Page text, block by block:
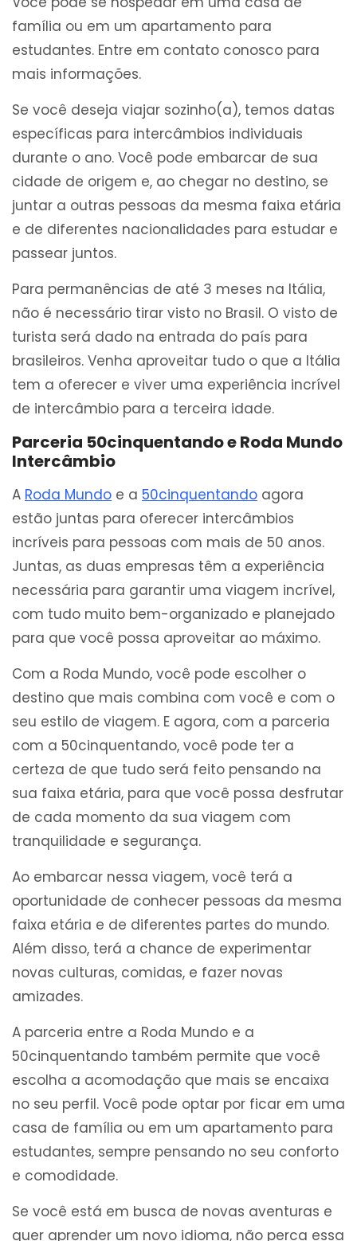
família ou em um apartamento para
estudantes. Entre em contato conosco para
mais informações.
Se você deseja viajar sozinho(a), temos datas
específicas para intercâmbios individuais
durante o ano. Você pode embarcar de sua
cidade de origem e, ao chegar no destino, se
juntar a outras pessoas da mesma faixa etária
e de diferentes nacionalidades para estudar e
passear juntos.
Para permanências de até 3 meses na Itália,
não é necessário tirar visto no Brasil. O visto de
turista será dado na entrada do país para
brasileiros. Venha aproveitar tudo o que a Itália
tem a oferecer e viver uma experiência incrível
de intercâmbio para a terceira idade.
Parceria 50cinquentando e Roda Mundo
Intercâmbio
A Roda Mundo e a 50cinquentando agora
estão juntas para oferecer intercâmbios
incríveis para pessoas com mais de 50 anos.
Juntas, as duas empresas têm a experiência
necessária para garantir uma viagem incrível,
com tudo muito bem-organizado e planejado
para que você possa aproveitar ao máximo.
Com a Roda Mundo, você pode escolher o
destino que mais combina com você e com o
seu estilo de viagem. E agora, com a parceria
com a 50cinquentando, você pode ter a
certeza de que tudo será feito pensando na
sua faixa etária, para que você possa desfrutar
de cada momento da sua viagem com
tranquilidade e segurança.
Ao embarcar nessa viagem, você terá a
oportunidade de conhecer pessoas da mesma
faixa etária e de diferentes partes do mundo.
Além disso, terá a chance de experimentar
novas culturas, comidas, e fazer novas
amizades.
A parceria entre a Roda Mundo e a
50cinquentando também permite que você
escolha a acomodação que mais se encaixa
no seu perfil. Você pode optar por ficar em uma
casa de família ou em um apartamento para
estudantes, sempre pensando no seu conforto
e comodidade.
Se você está em busca de novas aventuras e
quer aprender um novo idioma, não perca essa